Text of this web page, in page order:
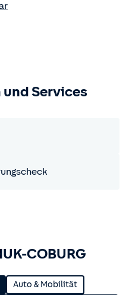
Services
COBURG
Auto & Mobilität